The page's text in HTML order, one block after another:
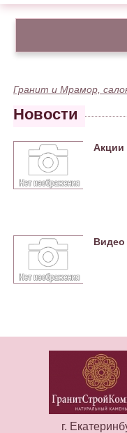
Гранит и Мрамор,
Новости
Акции
Видео
г.